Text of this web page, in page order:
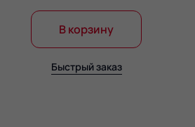
В корзину
Быстрый заказ